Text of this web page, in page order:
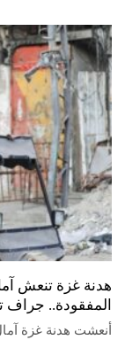
هدنة غزة تنعش
المفقودة.. جراف
أنعشت هدنة غزة